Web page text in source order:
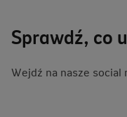
Sprawdź, co
Wejdź na nasze